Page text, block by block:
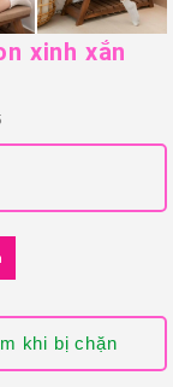
xinh xắn
khi bị chặn